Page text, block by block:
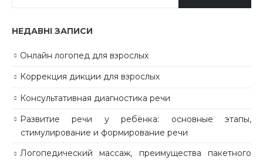
НЕДАВНІ ЗАПИСИ
Онлайн логопед для взрослых
Коррекция дикции для взрослых
Консультативная диагностика речи
Развитие речи у ребёнка: основные этапы,
стимулирование и формирование речи
Логопедический массаж, преимущества пакетного